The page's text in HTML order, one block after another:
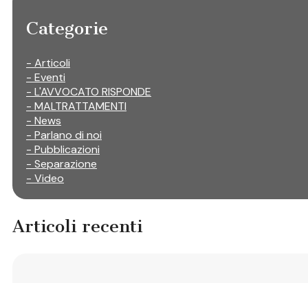
Categorie
- Articoli
- Eventi
- L'AVVOCATO RISPONDE
- MALTRATTAMENTI
- News
- Parlano di noi
- Pubblicazioni
- Separazione
- Video
Articoli recenti